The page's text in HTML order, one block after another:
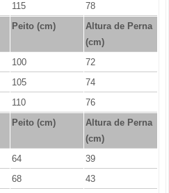
115
78
Peito (cm)
Altura de Perna
(cm)
100
72
105
74
110
76
Peito (cm)
Altura de Perna
(cm)
64
39
68
43